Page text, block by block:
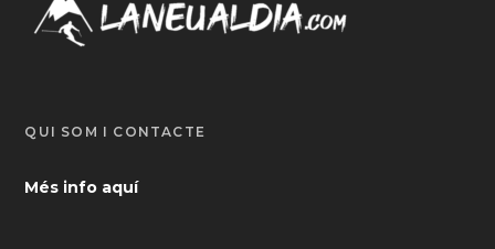
QUI SOM I CONTACTE
Més info aquí